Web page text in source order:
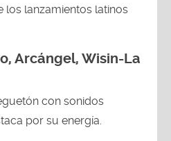
lanzamientos latinos
Arcángel, Wisin-La
con sonidos
por su energía.